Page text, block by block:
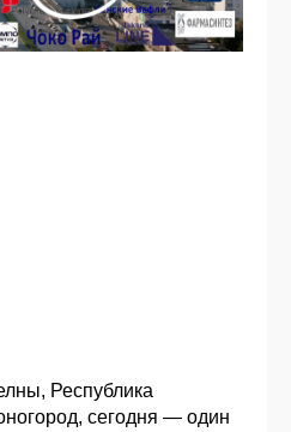
Республика
сегодня — один